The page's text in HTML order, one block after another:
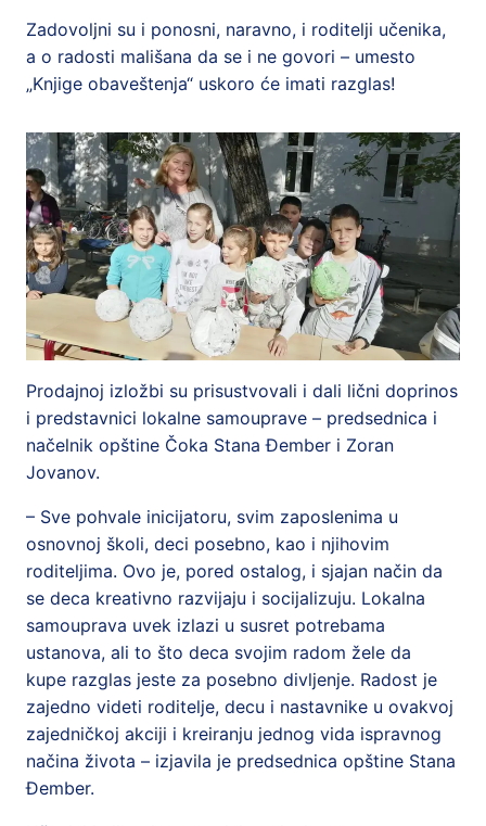
Zadovoljni su i ponosni, naravno, i roditelji učenika,
a o radosti mališana da se i ne govori – umesto
„Knjige obaveštenja“ uskoro će imati razglas!
Prodajnoj izložbi su prisustvovali i dali lični doprinos
i predstavnici lokalne samouprave – predsednica i
načelnik opštine Čoka Stana Đember i Zoran
Jovanov.
– Sve pohvale inicijatoru, svim zaposlenima u
osnovnoj školi, deci posebno, kao i njihovim
roditeljima. Ovo je, pored ostalog, i sjajan način da
se deca kreativno razvijaju i socijalizuju. Lokalna
samouprava uvek izlazi u susret potrebama
ustanova, ali to što deca svojim radom žele da
kupe razglas jeste za posebno divljenje. Radost je
zajedno videti roditelje, decu i nastavnike u ovakvoj
zajedničkoj akciji i kreiranju jednog vida ispravnog
načina života – izjavila je predsednica opštine Stana
Đember.